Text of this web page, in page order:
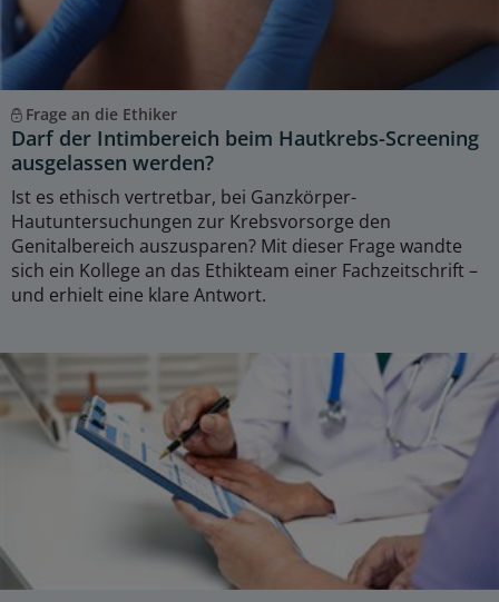
Frage an die Ethiker
Darf der Intimbereich beim Hautkrebs-Screening
ausgelassen werden?
Ist es ethisch vertretbar, bei Ganzkörper-
Hautuntersuchungen zur Krebsvorsorge den
Genitalbereich auszusparen? Mit dieser Frage wandte
sich ein Kollege an das Ethikteam einer Fachzeitschrift –
und erhielt eine klare Antwort.